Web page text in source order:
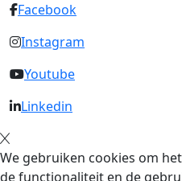
Facebook
Instagram
Youtube
Linkedin
We gebruiken cookies om
de functionaliteit en de